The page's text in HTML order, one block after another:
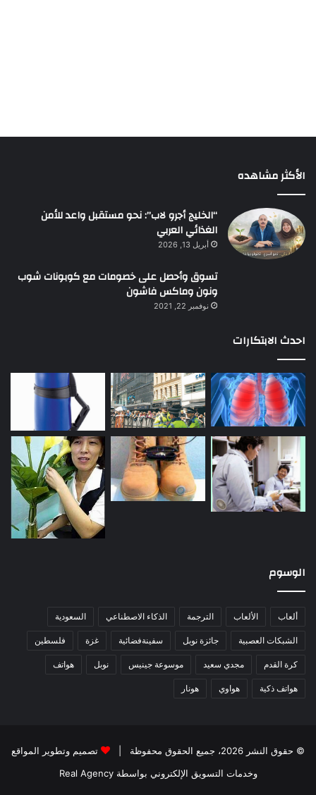
الأكثر مشاهده
“الخليج أجرو لاب”: نحو مستقبل واعد للأمن
الغذائي العربي
أبريل 13, 2026
تسوق وأحصل على خصومات مع كوبونات شوب
ونون وماكس فاشون
نوفمبر 22, 2021
احدث الابتكارات
الوسوم
ألعاب الألعاب الترجمة الذكاء الاصطناعي السعودية
الشبكات العصبية جائزة نوبل سفينةفضائية غزة فلسطين
كرة القدم مجدي سعيد موسوعة جينيس نوبل هواتف
هواتف ذكية هواوي هونار
© حقوق النشر 2026، جميع الحقوق محفوظة |
تصميم وتطوير المواقع
وخدمات التسويق الإلكتروني بواسطة Real Agency